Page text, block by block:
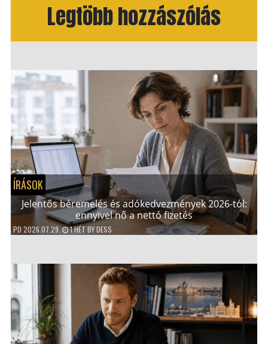
Legtöbb hozzászólás
ÍRÁSOK
Jelentős béremelés és adókedvezmények 2026-tól:
ennyivel nő a nettó fizetés
PD2026.07.29. 1 HÉTBYDESS